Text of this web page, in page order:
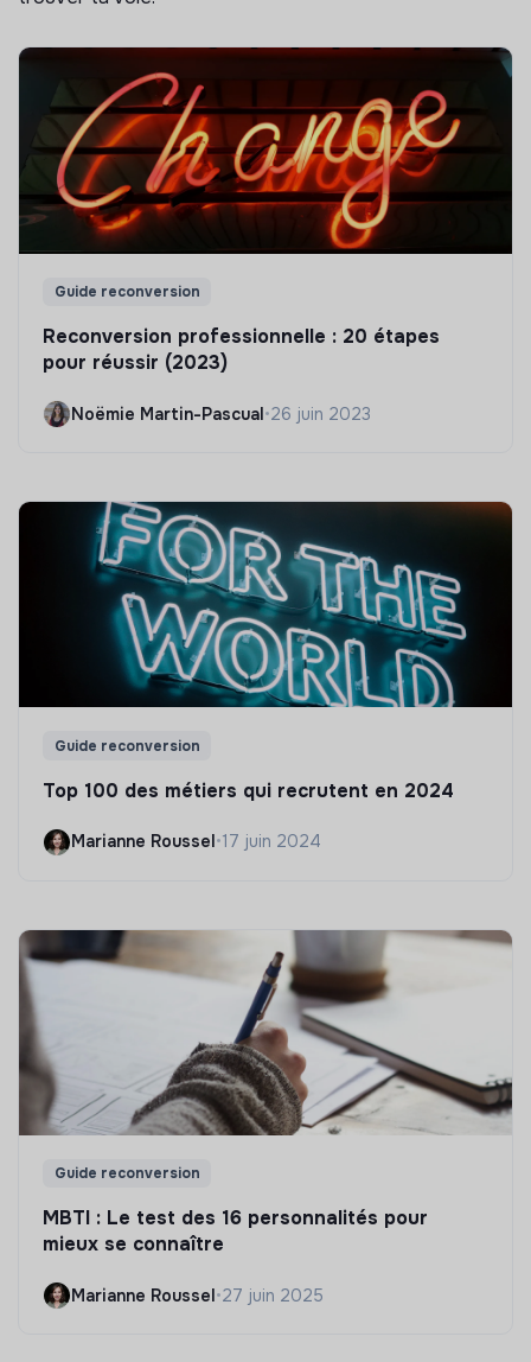
Guide reconversion
Reconversion professionnelle : 20 étapes
pour réussir (2023)
Noëmie Martin-Pascual•26 juin 2023
Guide reconversion
Top 100 des métiers qui recrutent en 2024
Marianne Roussel •17 juin 2024
Guide reconversion
MBTI : Le test des 16 personnalités pour
mieux se connaître
Marianne Roussel•27 juin 2025